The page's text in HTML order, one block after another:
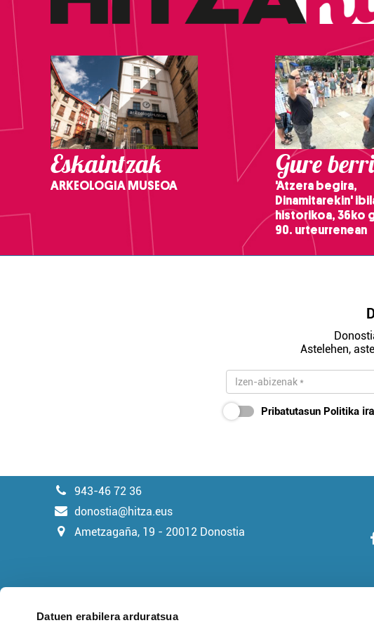
Datuen erabilera arduratsua
Eskaintzak
ARKEOLOGIA MUSEOA
Gure
'Atzera begira,
Dinamitarekin'
historikoa, 36ko
90. urteurrenean
Astelehen,
Pribatutasun Politika
943-46 72 36
donostia@hitza.eus
Ametzagaña, 19 - 20012 Donostia